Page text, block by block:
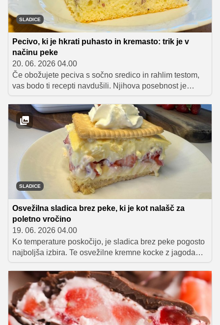
SLADICE
Pecivo, ki je hkrati puhasto in kremasto: trik je v
načinu peke
20. 06. 2026 04.00
Če obožujete peciva s sočno sredico in rahlim testom,
vas bodo ti recepti navdušili. Njihova posebnost je
preprost trik med peko: del testa najprej na kratko
spečemo, nato dodamo nadev in ga prekrijemo s
preostankom testa. Rezultat so čudovite plasti, zaradi
katerih je pecivo hkrati puhasto, kremasto in nadvse
okusno.
SLADICE
Osvežilna sladica brez peke, ki je kot nalašč za
poletno vročino
19. 06. 2026 04.00
Ko temperature poskočijo, je sladica brez peke pogosto
najboljša izbira. Te osvežilne kremne kocke z jagodami
navdušijo z nežno vanilijevo-kokosovo kremo, svežimi
jagodami in piškoti, namočenimi v limonado, priprava pa
je presenetljivo preprosta.